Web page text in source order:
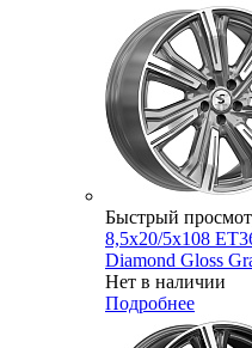
Быстрый
8,5x20/5x108
Diamond Gloss
Нет в наличии
Подробнее